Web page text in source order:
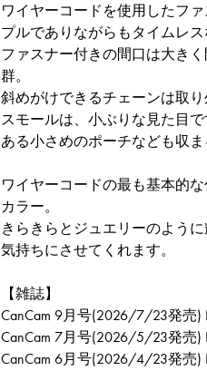
ワイヤーコードを使用したフ
プルでありながらもタイムレ
ファスナー付きの間口は大き
群。
斜めがけできるチェーンは取り
スモールは、小ぶりな見た目
ある小さめのポーチなども収ま
ワイヤーコードの最も基本的
カラー。
きらきらとジュエリーのよう
気持ちにさせてくれます。
【雑誌】
CanCam 9月号(2026/7/23発売)
CanCam 7月号(2026/5/23発売)
CanCam 6月号(2026/4/23発売)